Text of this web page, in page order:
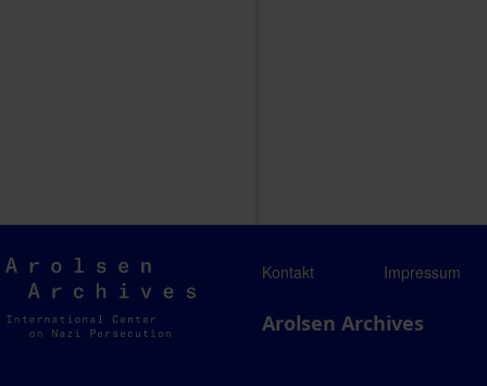
Arolsen
Archives
Kontakt Impressum
Arolsen Archives